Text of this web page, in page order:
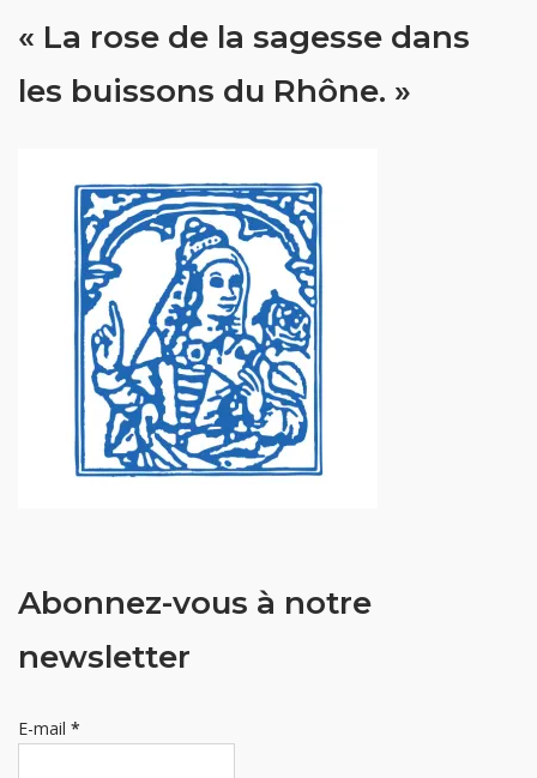
« La rose de la sagesse dans
les buissons du Rhône. »
Abonnez-vous à notre
newsletter
E-mail *